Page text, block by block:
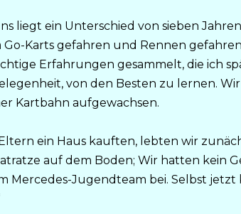
liegt ein Unterschied von sieben
Go-Karts gefahren und Rennen
Erfahrungen gesammelt, die ich
von den Besten zu lernen.
Kartbahn aufgewachsen.
ein Haus kauften, lebten wir
auf dem Boden; Wir hatten kein
Mercedes-Jugendteam bei. Selbst